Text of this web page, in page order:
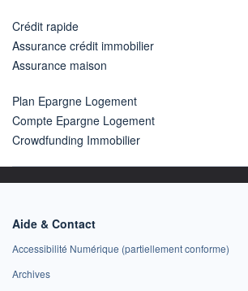
Crédit rapide
Assurance crédit immobilier
Assurance maison
Plan Epargne Logement
Compte Epargne Logement
Crowdfunding Immobilier
Aide & Contact
Accessibilité Numérique (partiellement conforme)
Archives